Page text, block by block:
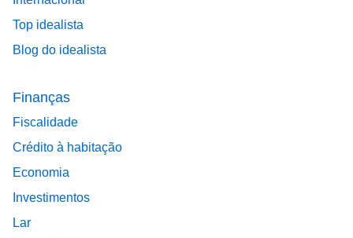
Top idealista
Blog do idealista
Finanças
Fiscalidade
Crédito à habitação
Economia
Investimentos
Lar